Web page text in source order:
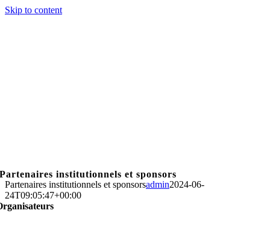
Skip to content
Partenaires institutionnels et sponsors
Partenaires institutionnels et sponsorsadmin2024-06-
24T09:05:47+00:00